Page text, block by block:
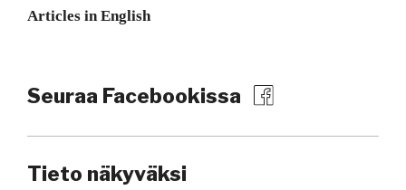
Articles in English
Seuraa Facebookissa
Tieto näkyväksi